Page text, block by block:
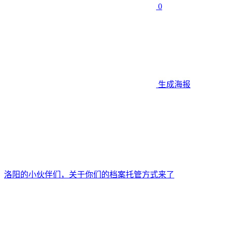
0
生成海报
洛阳的小伙伴们，关于你们的档案托管方式来了